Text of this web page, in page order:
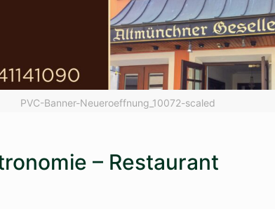
PVC-Banner-Neueroeffnung_10072-scaled
– Restaurant